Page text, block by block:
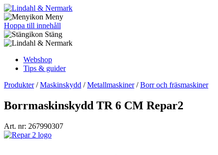
Meny
Hoppa till innehåll
Stäng
Webshop
Tips & guider
Produkter/Maskinskydd /Metallmaskiner/Borr och fräsmaskiner
Borrmaskinskydd TR 6 CM Repar2
Art. nr: 267990307